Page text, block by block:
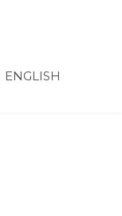
ENGLISH